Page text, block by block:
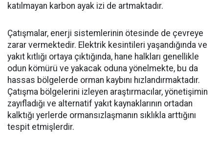
katılmayan karbon ayak izi de artmaktadır.
Çatışmalar, enerji sistemlerinin ötesinde de çevreye
zarar vermektedir. Elektrik kesintileri yaşandığında ve
yakıt kıtlığı ortaya çıktığında, hane halkları genellikle
odun kömürü ve yakacak oduna yönelmekte, bu da
hassas bölgelerde orman kaybını hızlandırmaktadır.
Çatışma bölgelerini izleyen araştırmacılar, yönetişimin
zayıfladığı ve alternatif yakıt kaynaklarının ortadan
kalktığı yerlerde ormansızlaşmanın sıklıkla arttığını
tespit etmişlerdir.